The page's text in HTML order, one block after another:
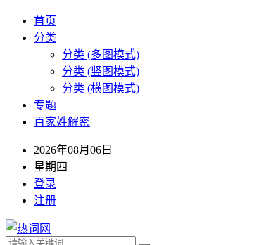
首页
分类
分类 (多图模式)
分类 (竖图模式)
分类 (横图模式)
专题
百家姓解密
2026年08月06日
星期四
登录
注册